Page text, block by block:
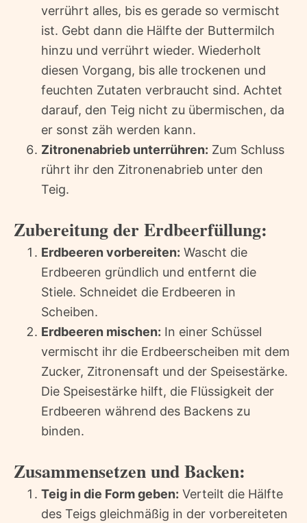
verrührt alles, bis es gerade so vermischt
ist. Gebt dann die Hälfte der Buttermilch
hinzu und verrührt wieder. Wiederholt
diesen Vorgang, bis alle trockenen und
feuchten Zutaten verbraucht sind. Achtet
darauf, den Teig nicht zu übermischen, da
er sonst zäh werden kann.
Zitronenabrieb unterrühren: Zum Schluss
rührt ihr den Zitronenabrieb unter den
Teig.
Zubereitung der Erdbeerfüllung:
Erdbeeren vorbereiten: Wascht die
Erdbeeren gründlich und entfernt die
Stiele. Schneidet die Erdbeeren in
Scheiben.
Erdbeeren mischen: In einer Schüssel
vermischt ihr die Erdbeerscheiben mit dem
Zucker, Zitronensaft und der Speisestärke.
Die Speisestärke hilft, die Flüssigkeit der
Erdbeeren während des Backens zu
binden.
Zusammensetzen und Backen:
Teig in die Form geben: Verteilt die Hälfte
des Teigs gleichmäßig in der vorbereiteten